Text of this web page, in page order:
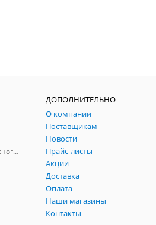
Комплектующие для насосного оборудования
ДОПОЛНИТЕЛЬНО
О компании
Поставщикам
Новости
Прайс-листы
Акции
Доставка
Оплата
Наши магазины
Контакты